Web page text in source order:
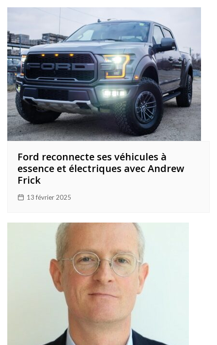
Ford reconnecte ses véhicules à
essence et électriques avec Andrew
Frick
13 février 2025